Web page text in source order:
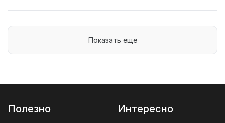
Показать еще
Полезно Интересно